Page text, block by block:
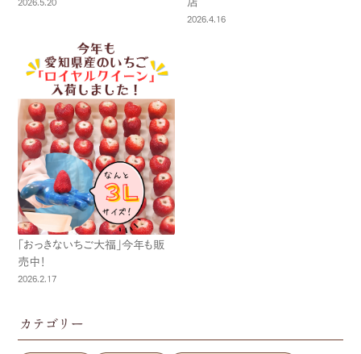
2026.5.20
2026.4.16
「おっきないちご大福」今年も販
売中！
2026.2.17
カテゴリー